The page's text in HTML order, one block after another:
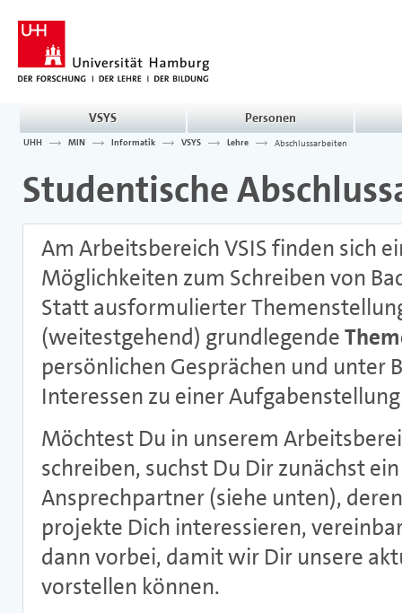
VSYS Personen
UHH MIN Informatik VSYS Lehre Abschlussarbeiten
Studentische
Am Arbeitsbereich VSIS finden sich
Möglichkeiten zum Schreiben von
Statt ausformulierter
(weitestgehend) grundlegende
persönlichen Gesprächen und unter
Interessen zu einer
Möchtest Du in unserem
schreiben, suchst Du Dir zunächst
Ansprechpartner (siehe unten),
projekte Dich interessieren,
dann vorbei, damit wir Dir unsere
vorstellen können.